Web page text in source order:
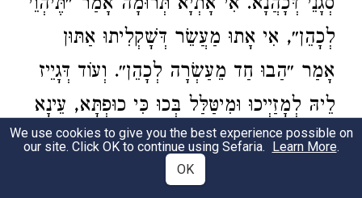
לְכָהֵן״, אִי אָתוּ מַעֲשֵׂר דְּשָׁקְלִיתוּ אַתּוּן
אָמַר ״הַבוּ חַד מֵעַשְׂרָה לְכָהֵן״. וְעוֹד דְּגָיֵיז
לֵיהּ לְמָזַיְיכוּ וּמִיטַּלַּל בְּכוּ כִּי כוּפְתָּא, עֵינָא
יְהַב בְּמָזַיְיכוּ. אֲמַר לַהּ: הָא אִיהוּ נָמֵי קָא
עָבֵיד! אֲמַרָה לֵיהּ: כֵּיוָן דְּכוּלְּהוּ רְבוּתָא
We use cookies to give you the best experience possible on
our site. Click OK to continue using Sefaria. Learn More.
OK